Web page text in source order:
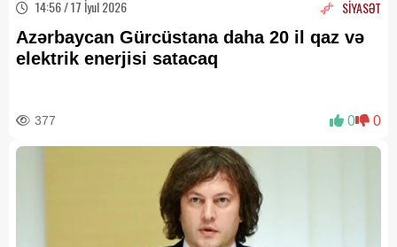
14:56 / 17 İyul 2026 SİYASƏT
Azərbaycan Gürcüstana daha 20 il qaz və
elektrik enerjisi satacaq
377 0 0